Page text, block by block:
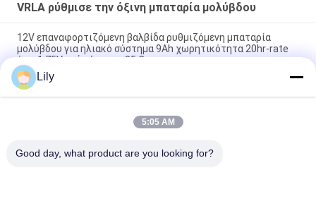
VRLA ρύθμισε την όξινη μπαταρία μολύβδου
12V επαναφορτιζόμενη βαλβίδα ρυθμιζόμενη μπαταρία
μολύβδου για ηλιακό σύστημα 9Ah χωρητικότητα 20hr-rate
έως 1,75V ανά κύτταρο 25 C
2.55 Kg 12V 9Ah VRLA type lead acid battery for
UPS,Telecom,solar system,alarm system
2.05kg weight 12v sealed valve regulated rechargeable
Lily
5:05 AM
Good day, what product are you looking for?